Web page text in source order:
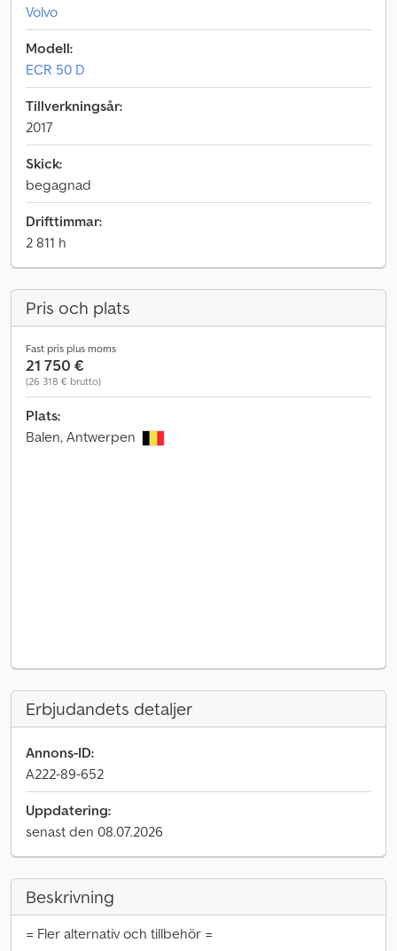
Volvo
Modell:
ECR 50 D
Tillverkningsår:
2017
Skick:
begagnad
Drifttimmar:
2 811 h
Pris och plats
Fast pris plus moms
21 750 €
(26 318 € brutto)
Plats:
Balen, Antwerpen
Erbjudandets detaljer
Annons-ID:
A222-89-652
Uppdatering:
senast den 08.07.2026
Beskrivning
= Fler alternativ och tillbehör =